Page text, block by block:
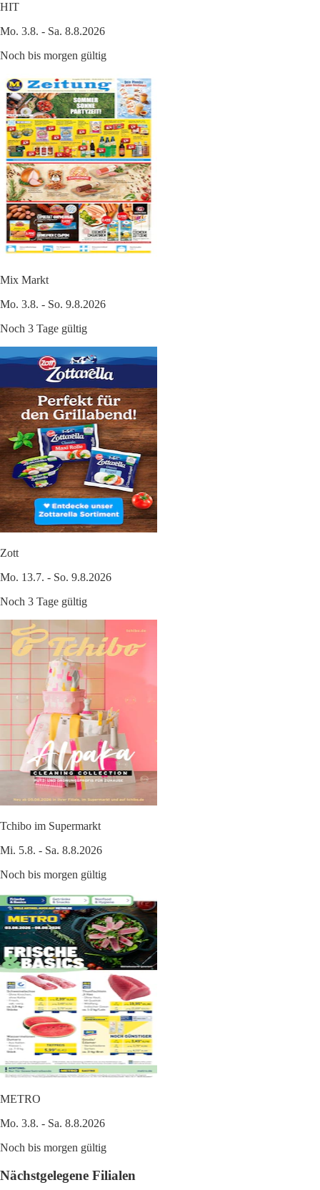
HIT
Mo. 3.8. - Sa. 8.8.2026
Noch bis morgen gültig
Mix Markt
Mo. 3.8. - So. 9.8.2026
Noch 3 Tage gültig
Zott
Mo. 13.7. - So. 9.8.2026
Noch 3 Tage gültig
Tchibo im Supermarkt
Mi. 5.8. - Sa. 8.8.2026
Noch bis morgen gültig
METRO
Mo. 3.8. - Sa. 8.8.2026
Noch bis morgen gültig
Nächstgelegene Filialen